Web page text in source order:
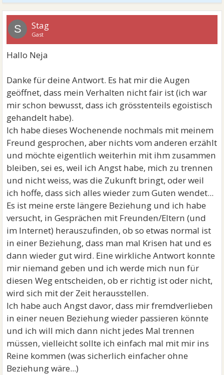
S Stag
Gast
Hallo Neja
Danke für deine Antwort. Es hat mir die Augen
geöffnet, dass mein Verhalten nicht fair ist (ich war
mir schon bewusst, dass ich grösstenteils egoistisch
gehandelt habe).
Ich habe dieses Wochenende nochmals mit meinem
Freund gesprochen, aber nichts vom anderen erzählt
und möchte eigentlich weiterhin mit ihm zusammen
bleiben, sei es, weil ich Angst habe, mich zu trennen
und nicht weiss, was die Zukunft bringt, oder weil
ich hoffe, dass sich alles wieder zum Guten wendet...
Es ist meine erste längere Beziehung und ich habe
versucht, in Gesprächen mit Freunden/Eltern (und
im Internet) herauszufinden, ob so etwas normal ist
in einer Beziehung, dass man mal Krisen hat und es
dann wieder gut wird. Eine wirkliche Antwort konnte
mir niemand geben und ich werde mich nun für
diesen Weg entscheiden, ob er richtig ist oder nicht,
wird sich mit der Zeit herausstellen.
Ich habe auch Angst davor, dass mir fremdverlieben
in einer neuen Beziehung wieder passieren könnte
und ich will mich dann nicht jedes Mal trennen
müssen, vielleicht sollte ich einfach mal mit mir ins
Reine kommen (was sicherlich einfacher ohne
Beziehung wäre...)